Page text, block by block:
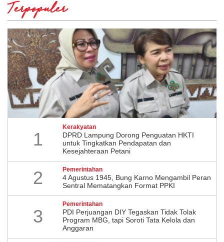
Terpopuler
1
Kerakyatan
DPRD Lampung Dorong Penguatan HKTI
untuk Tingkatkan Pendapatan dan
Kesejahteraan Petani
2 Pemerintahan
4 Agustus 1945, Bung Karno Mengambil Peran
Sentral Mematangkan Format PPKI
3
Pemerintahan
PDI Perjuangan DIY Tegaskan Tidak Tolak
Program MBG, tapi Soroti Tata Kelola dan
Anggaran